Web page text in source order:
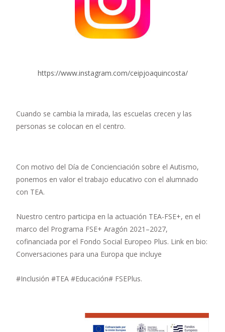
https://www.instagram.com/ceipjoaquincosta/
Cuando se cambia la mirada, las escuelas crecen y las
personas se colocan en el centro.
Con motivo del Día de Concienciación sobre el Autismo,
ponemos en valor el trabajo educativo con el alumnado
con TEA.
Nuestro centro participa en la actuación TEA-FSE+, en el
marco del Programa FSE+ Aragón 2021–2027,
cofinanciada por el Fondo Social Europeo Plus. Link en bio:
Conversaciones para una Europa que incluye
#Inclusión #TEA #Educación# FSEPlus.